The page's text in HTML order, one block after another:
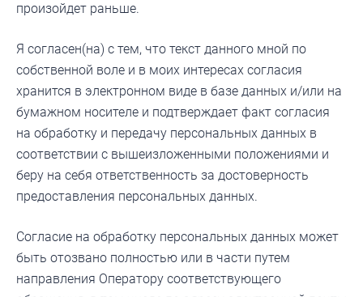
произойдет раньше.
Я согласен(на) с тем, что текст данного мной по
собственной воле и в моих интересах согласия
хранится в электронном виде в базе данных и/или на
бумажном носителе и подтверждает факт согласия
на обработку и передачу персональных данных в
соответствии с вышеизложенными положениями и
беру на себя ответственность за достоверность
предоставления персональных данных.
Согласие на обработку персональных данных может
быть отозвано полностью или в части путем
направления Оператору соответствующего